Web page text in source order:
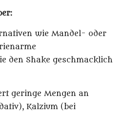
wie Mandel- oder
den Shake geschmacklich
geringe Mengen an
Kalzium (bei